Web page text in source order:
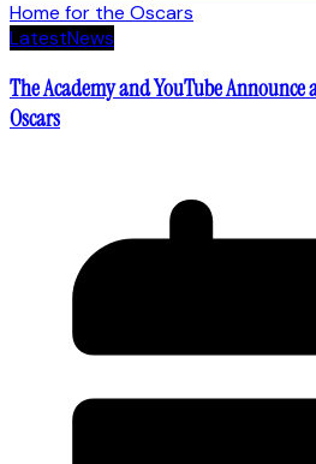
LatestNews
The Academy and YouTube Announce
Oscars